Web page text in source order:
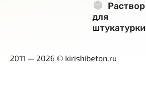
Раствор
для
штукатурки
2011 — 2026 © kirishibeton.ru